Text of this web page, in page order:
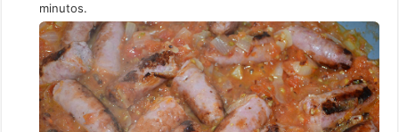
minutos.